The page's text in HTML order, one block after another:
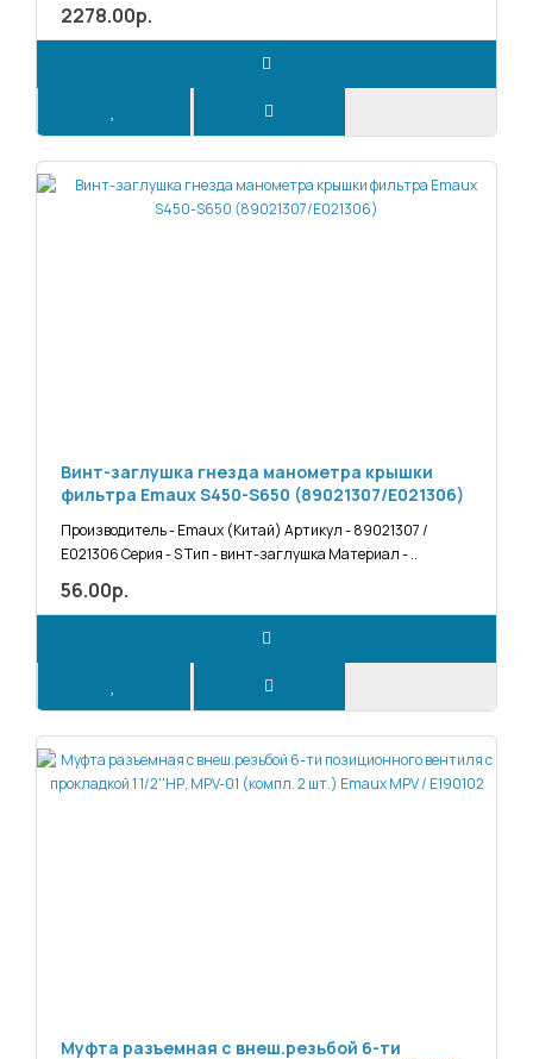
2278.00р.
Винт-заглушка гнезда манометра крышки
фильтра Emaux S450-S650 (89021307/Е021306)
Производитель - Emaux (Китай) Артикул - 89021307 /
Е021306 Серия - S Тип - винт-заглушка Материал - ..
56.00р.
Муфта разъемная с внеш.резьбой 6-ти